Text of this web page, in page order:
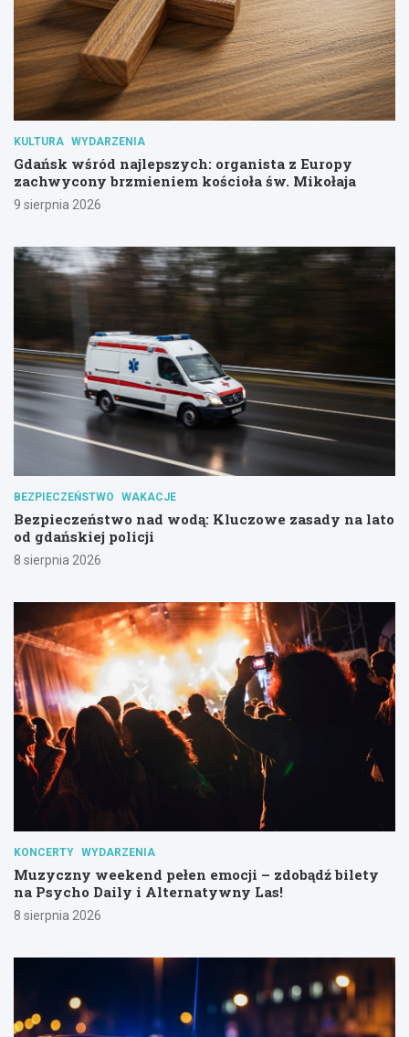
KULTURA WYDARZENIA
Gdańsk wśród najlepszych: organista z Europy
zachwycony brzmieniem kościoła św. Mikołaja
9 sierpnia 2026
BEZPIECZEŃSTWO WAKACJE
Bezpieczeństwo nad wodą: Kluczowe zasady na lato
od gdańskiej policji
8 sierpnia 2026
KONCERTY WYDARZENIA
Muzyczny weekend pełen emocji – zdobądź bilety
na Psycho Daily i Alternatywny Las!
8 sierpnia 2026